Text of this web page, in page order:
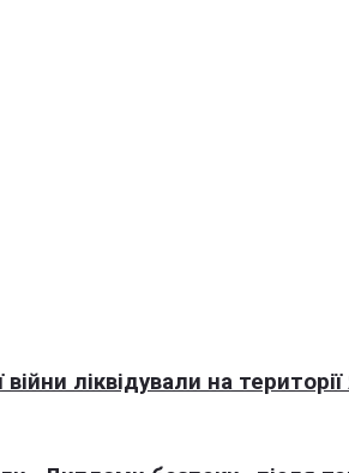
війни ліквідували на